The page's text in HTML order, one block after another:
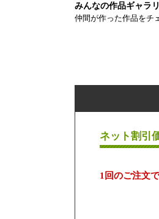
みんなの作品ギャラ
仲間が作った作品をチ
ネット割引
1回のご注文で